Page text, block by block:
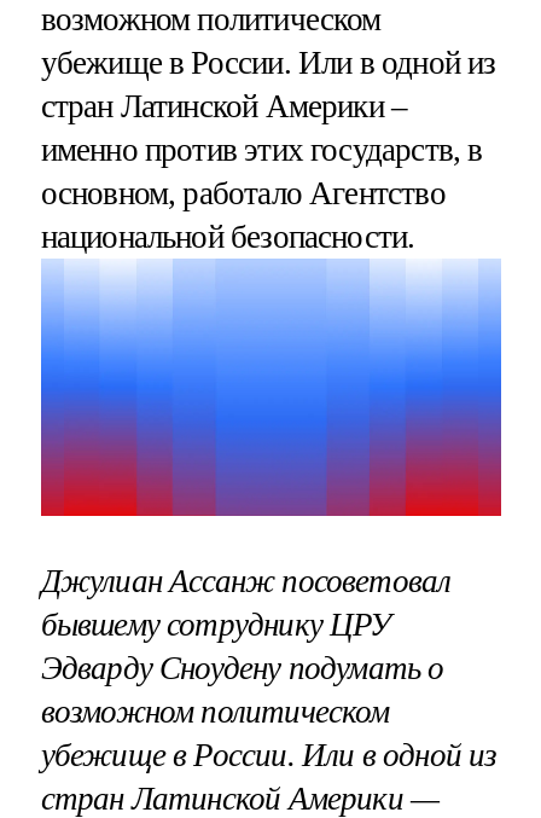
возможном политическом
убежище в России. Или в одной из
стран Латинской Америки –
именно против этих государств, в
основном, работало Агентство
национальной безопасности.
Джулиан Ассанж посоветовал
бывшему сотруднику ЦРУ
Эдварду Сноудену подумать о
возможном политическом
убежище в России. Или в одной из
стран Латинской Америки —